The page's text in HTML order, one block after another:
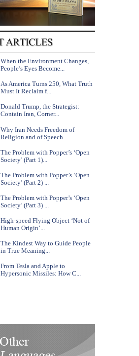
When the Environment Changes,
People’s Eyes Become...
As America Turns 250, What Truth
Must It Reclaim f...
Donald Trump, the Strategist:
Contain Iran, Corner...
Why Iran Needs Freedom of
Religion and of Speech...
The Problem with Popper’s ‘Open
Society’ (Part 1)...
The Problem with Popper’s ‘Open
Society’ (Part 2) ...
The Problem with Popper’s ‘Open
Society’ (Part 3) ...
High-speed Flying Object ‘Not of
Human Origin’...
The Kindest Way to Guide People
in True Meaning...
From Tesla and Apple to
Hypersonic Missiles: How C...